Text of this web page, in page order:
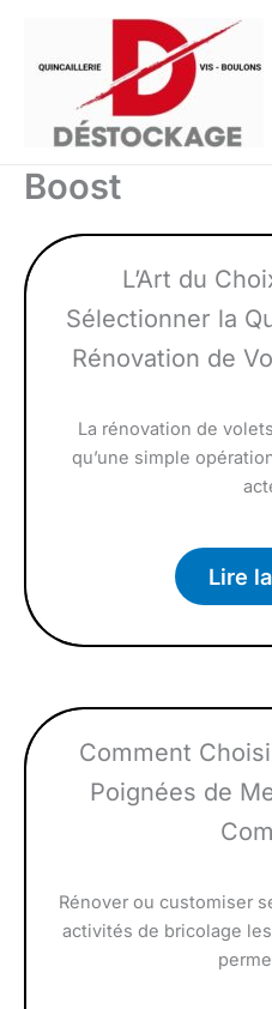
contenu
Boost
L’Art du
Sélectionner la
Rénovation de
La rénovation de
qu’une simple
Lire
Comment
Poignées de
Rénover ou customiser
activités de bricolage